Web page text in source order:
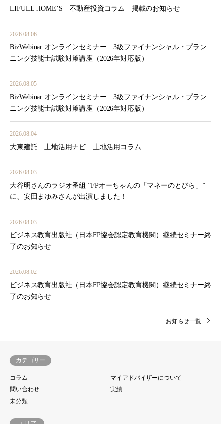
LIFULL HOME’S 不動産投資コラム 掲載のお知らせ
2026.08.06
BizWebinar オンラインセミナー 3級ファイナンシャル・プラン
ニング技能士試験対策講座（2026年対応版）
2026.08.05
BizWebinar オンラインセミナー 3級ファイナンシャル・プラン
ニング技能士試験対策講座（2026年対応版）
2026.08.04
大東建託 土地活用ナビ 土地活用コラム
2026.08.03
大谷明さんのラジオ番組 ”FPオーちゃんの「マネーのとびら」”
に、安田まゆみさんが出演しました！
2026.08.03
ビジネス教育出版社（日本FP協会認定教育機関）継続セミナー終
了のお知らせ
2026.08.02
ビジネス教育出版社（日本FP協会認定教育機関）継続セミナー終
了のお知らせ
お知らせ一覧
カテゴリー
コラム
マイアドバイザーについて
問い合わせ
実績
未分類